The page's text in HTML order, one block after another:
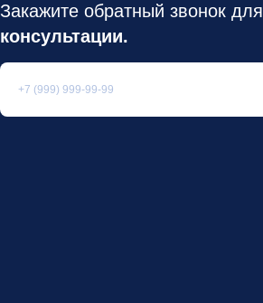
Закажите обратный звонок для
консультации.